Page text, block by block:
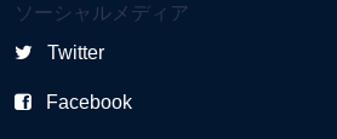
ソーシャルメディア
Twitter
Facebook